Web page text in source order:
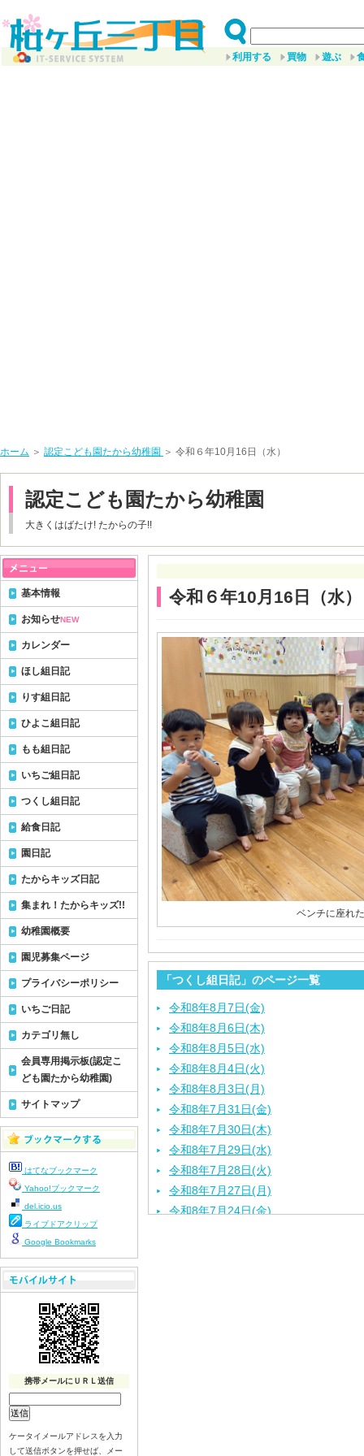
利用する 買物 遊ぶ
ホーム ＞ 認定こども園たから幼稚園 ＞ 令和６年10月16日（水）
認定こども園たから幼稚園
大きくはばたけ! たからの子!!
令和６年10月16日（水）
ベンチに座れ
「つくし組日記」のページ一覧
令和8年8月7日(金)
令和8年8月6日(木)
令和8年8月5日(水)
令和8年8月4日(火)
令和8年8月3日(月)
令和8年7月31日(金)
令和8年7月30日(木)
令和8年7月29日(水)
令和8年7月28日(火)
令和8年7月27日(月)
令和8年7月24日(金)
基本情報
お知らせNEW
カレンダー
ほし組日記
りす組日記
ひよこ組日記
もも組日記
いちご組日記
つくし組日記
給食日記
園日記
たからキッズ日記
集まれ！たからキッズ!!
幼稚園概要
園児募集ページ
プライバシーポリシー
いちご日記
カテゴリ無し
会員専用掲示板(認定こ
ども園たから幼稚園)
サイトマップ
はてなブックマーク
Yahoo!ブックマーク
del.icio.us
ライブドアクリップ
Google Bookmarks
携帯メールにＵＲＬ送信
ケータイメールアドレスを入力
して送信ボタンを押せば、メー